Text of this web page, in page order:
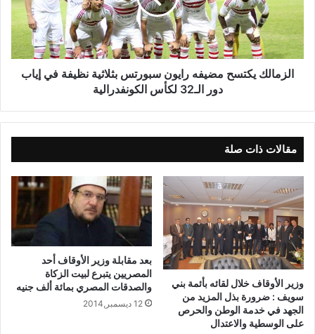
الزمالك يكتسح مضيفه رايون سبورتس بثلاثية نظيفة في إياب
دور الـ32 لكأس الكونفدرالية
مقالات ذات صلة
وزير الأوقاف خلال لقائه بأئمة بني
سويف : ضرورة بذل المزيد من
الجهد في خدمة الوطن والحرص
على الوسطية والاعتدال
بعد مقابلة وزير الأوقاف أحد
المصريين يتبرع لبيت الزكاة
والصدقات المصري بمائة ألف جنيه
12 ديسمبر,2014